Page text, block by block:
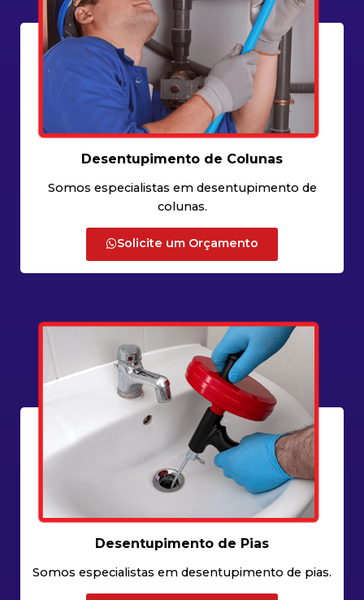
Desentupimento de Colunas
Somos especialistas em desentupimento de
colunas.
Solicite um Orçamento
Desentupimento de Pias
Somos especialistas em desentupimento de pias.